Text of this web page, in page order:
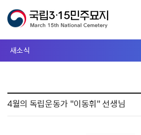
새소식
4월의 독립운동가 "이동휘" 선생님